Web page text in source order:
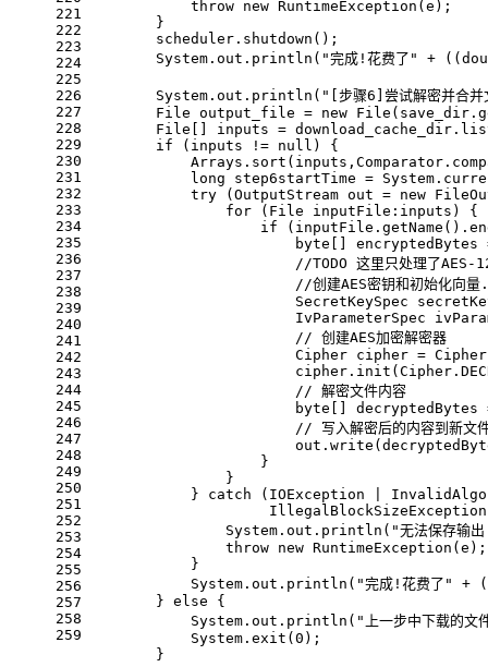
221
222
223
224
225
226
227
228
229
230
231
232
233
234
235
236
237
238
239
240
241
242
243
244
245
246
247
248
249
250
251
252
253
254
255
256
257
258
259
throw new RuntimeException (e);
        }
        scheduler.shutdown();
        System.out.println(
"完成!花费了" + ((
        System.out.println(
"[步骤6]尝试解密并合
File output_file = new File
File[] inputs =
if (inputs != null ) {
long
step6startTime =
try (OutputStream out = new
for (File inputFile:inputs) {
if
byte []
//TODO 这里只处理了AES-
//创建AES密钥和初始化向量.
SecretKeySpec
IvParameterSpec
// 创建AES加密解密器
Cipher cipher =
// 解密文件内容
byte []
// 写入解密后的内容到新文
                    }
                }
            }
catch (IOException |
                System.out.println(
"无法保存输
throw new RuntimeException (e);
            }
            System.out.println(
"完成!花费了"
+
        }
else {
            System.out.println(
"上一步中下载的
            System.exit(
0 );
        }